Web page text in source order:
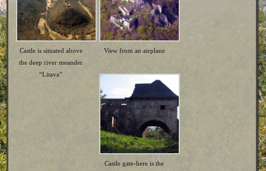
Castle is situated above
the deep river meander
“Litava”
View from an airplane
Castle gate-here is the